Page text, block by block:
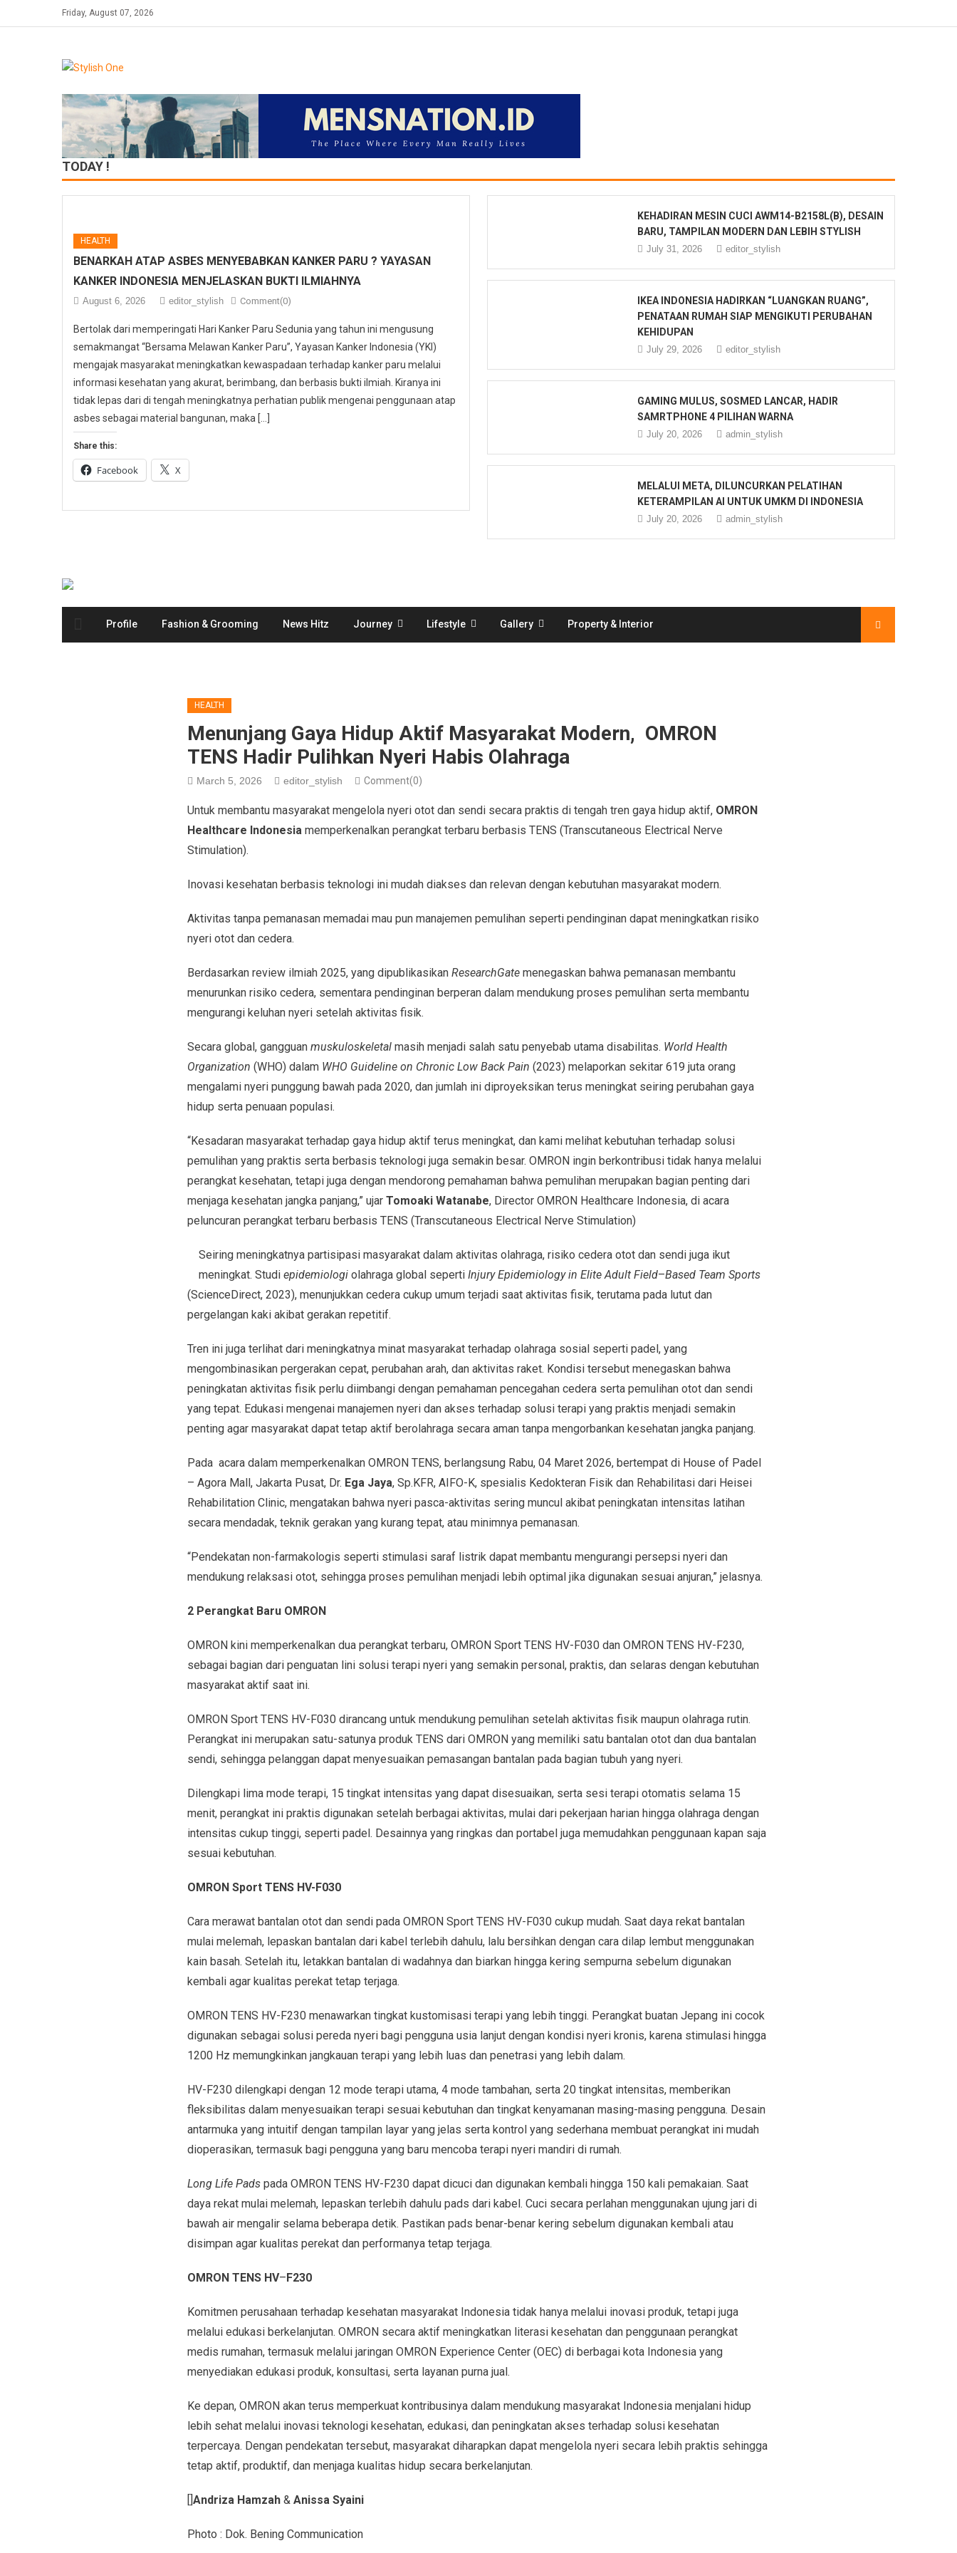
to
Friday, August 07, 2026
TODAY !
HEALTH
BENARKAH ATAP ASBES MENYEBABKAN KANKER PARU ? YAYASAN
KANKER INDONESIA MENJELASKAN BUKTI ILMIAHNYA
August 6, 2026 editor_stylish Comment(0)
Bertolak dari memperingati Hari Kanker Paru Sedunia yang tahun ini mengusung
semakmangat “Bersama Melawan Kanker Paru”, Yayasan Kanker Indonesia (YKI)
mengajak masyarakat meningkatkan kewaspadaan terhadap kanker paru melalui
informasi kesehatan yang akurat, berimbang, dan berbasis bukti ilmiah. Kiranya ini
tidak lepas dari di tengah meningkatnya perhatian publik mengenai penggunaan atap
asbes sebagai material bangunan, maka […]
Share this:
Facebook X
KEHADIRAN MESIN CUCI AWM14-B2158L(B), DESAIN
BARU, TAMPILAN MODERN DAN LEBIH STYLISH
July 31, 2026 editor_stylish
IKEA INDONESIA HADIRKAN “LUANGKAN RUANG”,
PENATAAN RUMAH SIAP MENGIKUTI PERUBAHAN
KEHIDUPAN
July 29, 2026 editor_stylish
GAMING MULUS, SOSMED LANCAR, HADIR
SAMRTPHONE 4 PILIHAN WARNA
July 20, 2026 admin_stylish
MELALUI META, DILUNCURKAN PELATIHAN
KETERAMPILAN AI UNTUK UMKM DI INDONESIA
July 20, 2026 admin_stylish
Profile Fashion & Grooming News Hitz Journey Lifestyle Gallery Property & Interior
HEALTH
Menunjang Gaya Hidup Aktif Masyarakat Modern, OMRON
TENS Hadir Pulihkan Nyeri Habis Olahraga
March 5, 2026 editor_stylish Comment(0)
Untuk membantu masyarakat mengelola nyeri otot dan sendi secara praktis di tengah tren gaya hidup aktif, OMRON
Healthcare Indonesia memperkenalkan perangkat terbaru berbasis TENS (Transcutaneous Electrical Nerve
Stimulation).
Inovasi kesehatan berbasis teknologi ini mudah diakses dan relevan dengan kebutuhan masyarakat modern.
Aktivitas tanpa pemanasan memadai mau pun manajemen pemulihan seperti pendinginan dapat meningkatkan risiko
nyeri otot dan cedera.
Berdasarkan review ilmiah 2025, yang dipublikasikan ResearchGatemenegaskan bahwa pemanasan membantu
menurunkan risiko cedera, sementara pendinginan berperan dalam mendukung proses pemulihan serta membantu
mengurangi keluhan nyeri setelah aktivitas fisik.
Secara global, gangguan muskuloskeletalmasih menjadi salah satu penyebab utama disabilitas. World Health
Organization (WHO) dalam WHO Guideline on Chronic Low Back Pain (2023) melaporkan sekitar 619 juta orang
mengalami nyeri punggung bawah pada 2020, dan jumlah ini diproyeksikan terus meningkat seiring perubahan gaya
hidup serta penuaan populasi.
“Kesadaran masyarakat terhadap gaya hidup aktif terus meningkat, dan kami melihat kebutuhan terhadap solusi
pemulihan yang praktis serta berbasis teknologi juga semakin besar. OMRON ingin berkontribusi tidak hanya melalui
perangkat kesehatan, tetapi juga dengan mendorong pemahaman bahwa pemulihan merupakan bagian penting dari
menjaga kesehatan jangka panjang,” ujar Tomoaki Watanabe, Director OMRON Healthcare Indonesia, di acara
peluncuran perangkat terbaru berbasis TENS (Transcutaneous Electrical Nerve Stimulation)
Seiring meningkatnya partisipasi masyarakat dalam aktivitas olahraga, risiko cedera otot dan sendi juga ikut
meningkat. Studi epidemiologiolahraga global seperti Injury Epidemiology in Elite Adult Field–Based Team Sports
(ScienceDirect, 2023), menunjukkan cedera cukup umum terjadi saat aktivitas fisik, terutama pada lutut dan
pergelangan kaki akibat gerakan repetitif.
Tren ini juga terlihat dari meningkatnya minat masyarakat terhadap olahraga sosial seperti padel, yang
mengombinasikan pergerakan cepat, perubahan arah, dan aktivitas raket. Kondisi tersebut menegaskan bahwa
peningkatan aktivitas fisik perlu diimbangi dengan pemahaman pencegahan cedera serta pemulihan otot dan sendi
yang tepat. Edukasi mengenai manajemen nyeri dan akses terhadap solusi terapi yang praktis menjadi semakin
penting agar masyarakat dapat tetap aktif berolahraga secara aman tanpa mengorbankan kesehatan jangka panjang.
Pada acara dalam memperkenalkan OMRON TENS, berlangsung Rabu, 04 Maret 2026, bertempat di House of Padel
– Agora Mall, Jakarta Pusat, Dr. Ega Jaya, Sp.KFR, AIFO-K, spesialis Kedokteran Fisik dan Rehabilitasi dari Heisei
Rehabilitation Clinic, mengatakan bahwa nyeri pasca-aktivitas sering muncul akibat peningkatan intensitas latihan
secara mendadak, teknik gerakan yang kurang tepat, atau minimnya pemanasan.
“Pendekatan non-farmakologis seperti stimulasi saraf listrik dapat membantu mengurangi persepsi nyeri dan
mendukung relaksasi otot, sehingga proses pemulihan menjadi lebih optimal jika digunakan sesuai anjuran,” jelasnya.
2 Perangkat Baru OMRON
OMRON kini memperkenalkan dua perangkat terbaru, OMRON Sport TENS HV-F030 dan OMRON TENS HV-F230,
sebagai bagian dari penguatan lini solusi terapi nyeri yang semakin personal, praktis, dan selaras dengan kebutuhan
masyarakat aktif saat ini.
OMRON Sport TENS HV-F030 dirancang untuk mendukung pemulihan setelah aktivitas fisik maupun olahraga rutin.
Perangkat ini merupakan satu-satunya produk TENS dari OMRON yang memiliki satu bantalan otot dan dua bantalan
sendi, sehingga pelanggan dapat menyesuaikan pemasangan bantalan pada bagian tubuh yang nyeri.
Dilengkapi lima mode terapi, 15 tingkat intensitas yang dapat disesuaikan, serta sesi terapi otomatis selama 15
menit, perangkat ini praktis digunakan setelah berbagai aktivitas, mulai dari pekerjaan harian hingga olahraga dengan
intensitas cukup tinggi, seperti padel. Desainnya yang ringkas dan portabel juga memudahkan penggunaan kapan saja
sesuai kebutuhan.
OMRON Sport TENS HV-F030
Cara merawat bantalan otot dan sendi pada OMRON Sport TENS HV-F030 cukup mudah. Saat daya rekat bantalan
mulai melemah, lepaskan bantalan dari kabel terlebih dahulu, lalu bersihkan dengan cara dilap lembut menggunakan
kain basah. Setelah itu, letakkan bantalan di wadahnya dan biarkan hingga kering sempurna sebelum digunakan
kembali agar kualitas perekat tetap terjaga.
OMRON TENS HV-F230 menawarkan tingkat kustomisasi terapi yang lebih tinggi. Perangkat buatan Jepang ini cocok
digunakan sebagai solusi pereda nyeri bagi pengguna usia lanjut dengan kondisi nyeri kronis, karena stimulasi hingga
1200 Hz memungkinkan jangkauan terapi yang lebih luas dan penetrasi yang lebih dalam.
HV-F230 dilengkapi dengan 12 mode terapi utama, 4 mode tambahan, serta 20 tingkat intensitas, memberikan
fleksibilitas dalam menyesuaikan terapi sesuai kebutuhan dan tingkat kenyamanan masing-masing pengguna. Desain
antarmuka yang intuitif dengan tampilan layar yang jelas serta kontrol yang sederhana membuat perangkat ini mudah
dioperasikan, termasuk bagi pengguna yang baru mencoba terapi nyeri mandiri di rumah.
Long Life Padspada OMRON TENS HV-F230 dapat dicuci dan digunakan kembali hingga 150 kali pemakaian. Saat
daya rekat mulai melemah, lepaskan terlebih dahulu pads dari kabel. Cuci secara perlahan menggunakan ujung jari di
bawah air mengalir selama beberapa detik. Pastikan pads benar-benar kering sebelum digunakan kembali atau
disimpan agar kualitas perekat dan performanya tetap terjaga.
OMRON TENS HV–F230
Komitmen perusahaan terhadap kesehatan masyarakat Indonesia tidak hanya melalui inovasi produk, tetapi juga
melalui edukasi berkelanjutan. OMRON secara aktif meningkatkan literasi kesehatan dan penggunaan perangkat
medis rumahan, termasuk melalui jaringan OMRON Experience Center (OEC) di berbagai kota Indonesia yang
menyediakan edukasi produk, konsultasi, serta layanan purna jual.
Ke depan, OMRON akan terus memperkuat kontribusinya dalam mendukung masyarakat Indonesia menjalani hidup
lebih sehat melalui inovasi teknologi kesehatan, edukasi, dan peningkatan akses terhadap solusi kesehatan
terpercaya. Dengan pendekatan tersebut, masyarakat diharapkan dapat mengelola nyeri secara lebih praktis sehingga
tetap aktif, produktif, dan menjaga kualitas hidup secara berkelanjutan.
[]Andriza Hamzah& Anissa Syaini
Photo : Dok. Bening Communication